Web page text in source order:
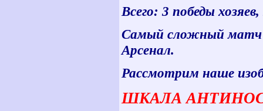
Всего: 3 победы
Самый сложный матч
Арсенал.
Рассмотрим наше
ШКАЛА